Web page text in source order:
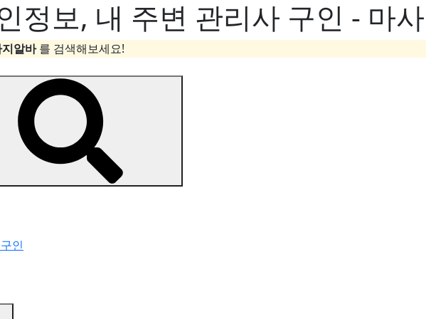
정보, 내 주변 관리사 구인 - 마
알바를 검색해보세요!
인